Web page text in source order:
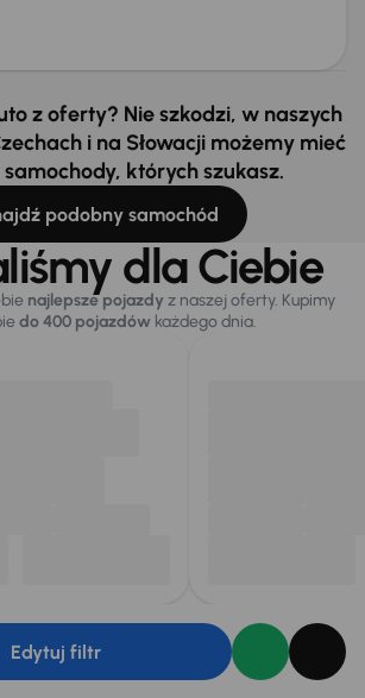
z oferty? Nie szkodzi, w naszych
i na Słowacji możemy mieć
których szukasz.
podobny samochód
dla Ciebie
najlepsze pojazdy z naszej oferty. Kupimy
do 400 pojazdówkażdego dnia.
Edytuj filtr